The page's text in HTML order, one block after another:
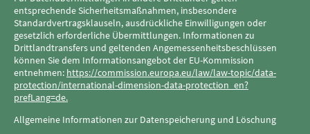
entsprechende Sicherheitsmaßnahmen, insbesondere
Standardvertragsklauseln, ausdrückliche Einwilligungen oder
gesetzlich erforderliche Übermittlungen. Informationen zu
Drittlandtransfers und geltenden Angemessenheitsbeschlüssen
können Sie dem Informationsangebot der EU-Kommission
entnehmen: https://commission.europa.eu/law/law-topic/data-
protection/international-dimension-data-protection_en?
prefLang=de.
Allgemeine Informationen zur Datenspeicherung und Löschung